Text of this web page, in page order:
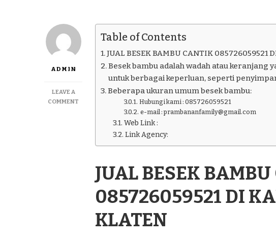
ADMIN
LEAVE A
COMMENT
KARANGANOM
KLATEN
Table of Contents
JUAL BESEK BAMBU CANTIK 085726059521
Besek bambu adalah wadah atau keranjang
untuk berbagai keperluan, seperti
Beberapa ukuran umum besek bambu:
Hubungi kami : 085726059521
e-mail : prambananfamily@gmail.com
Web Link :
Link Agency:
JUAL BESEK
085726059521 DI
KLATEN